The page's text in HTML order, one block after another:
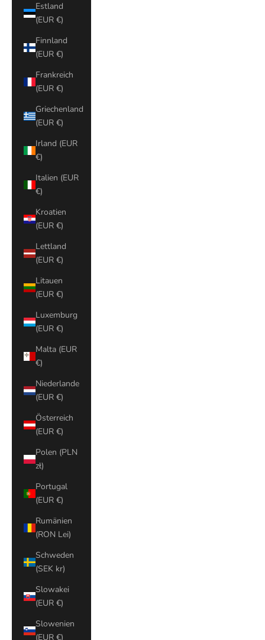
Estland
(EUR €)
Finnland
(EUR €)
Frankreich
(EUR €)
Griechenland
(EUR €)
Irland (EUR
€)
Italien (EUR
€)
Kroatien
(EUR €)
Lettland
(EUR €)
Litauen
(EUR €)
Luxemburg
(EUR €)
Malta (EUR
€)
Niederlande
(EUR €)
Österreich
(EUR €)
Polen (PLN
zł)
Portugal
(EUR €)
Rumänien
(RON Lei)
Schweden
(SEK kr)
Slowakei
(EUR €)
Slowenien
(EUR €)